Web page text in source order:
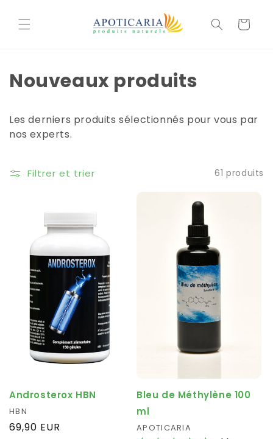
au
Panier
Nouveaux produits
Les derniers produits sélectionnés pour vous par
nos experts.
Filtrer et trier 61 produits
Androsterox HBN
Fournisseur :
HBN
Prix
69,90 EUR
Bleu de Méthylène 100
ml
Fournisseur :
APOTICARIA